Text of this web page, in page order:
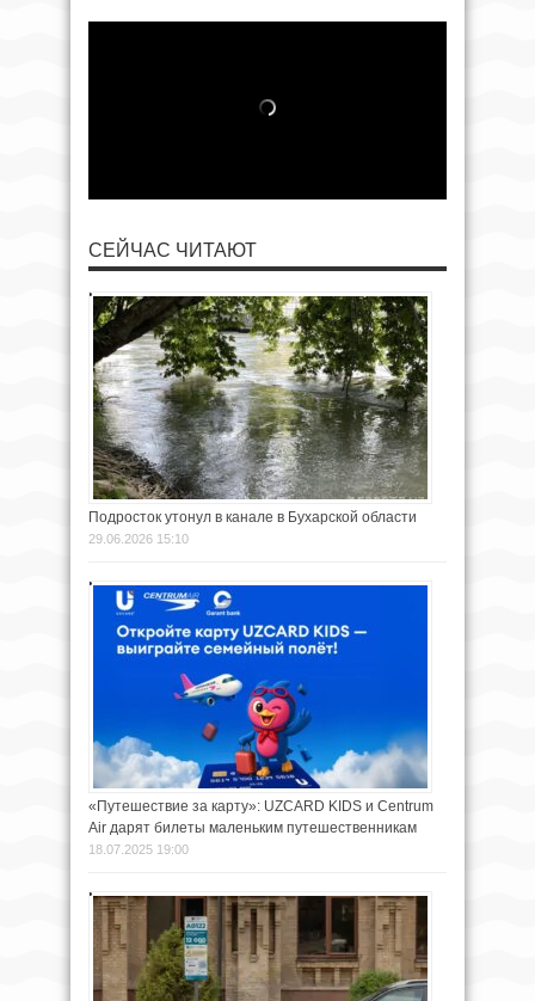
СЕЙЧАС ЧИТАЮТ
Подросток утонул в канале в Бухарской области
29.06.2026 15:10
«Путешествие за карту»: UZCARD KIDS и Centrum
Air дарят билеты маленьким путешественникам
18.07.2025 19:00